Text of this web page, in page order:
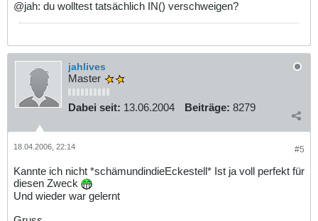
@jah: du wolltest tatsächlich IN() verschweigen?
jahlives
Master
Dabei seit: 13.06.2004 Beiträge: 8279
#5
18.04.2006, 22:14
Kannte ich nicht *schämundindieEckestell* Ist ja voll perfekt für
diesen Zweck
Und wieder war gelernt